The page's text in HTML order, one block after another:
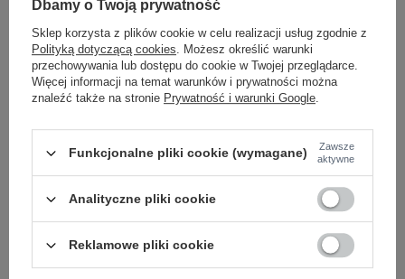
Zaloguj się i zobacz cenę
PLUS SIZE
COTTON COMFORT
Szara piżama plus size ze spodniami
Zaloguj się i zobacz cenę
Dbamy o Twoją prywatność
Sklep korzysta z plików cookie w celu realizacji usług zgodnie z
Polityką dotyczącą cookies. Możesz określić warunki
przechowywania lub dostępu do cookie w Twojej przeglądarce.
Więcej informacji na temat warunków i prywatności można
znaleźć także na stronie Prywatność i warunki Google.
Funkcjonalne pliki cookie (wymagane)
Zawsze
aktywne
Analityczne pliki cookie
Reklamowe pliki cookie